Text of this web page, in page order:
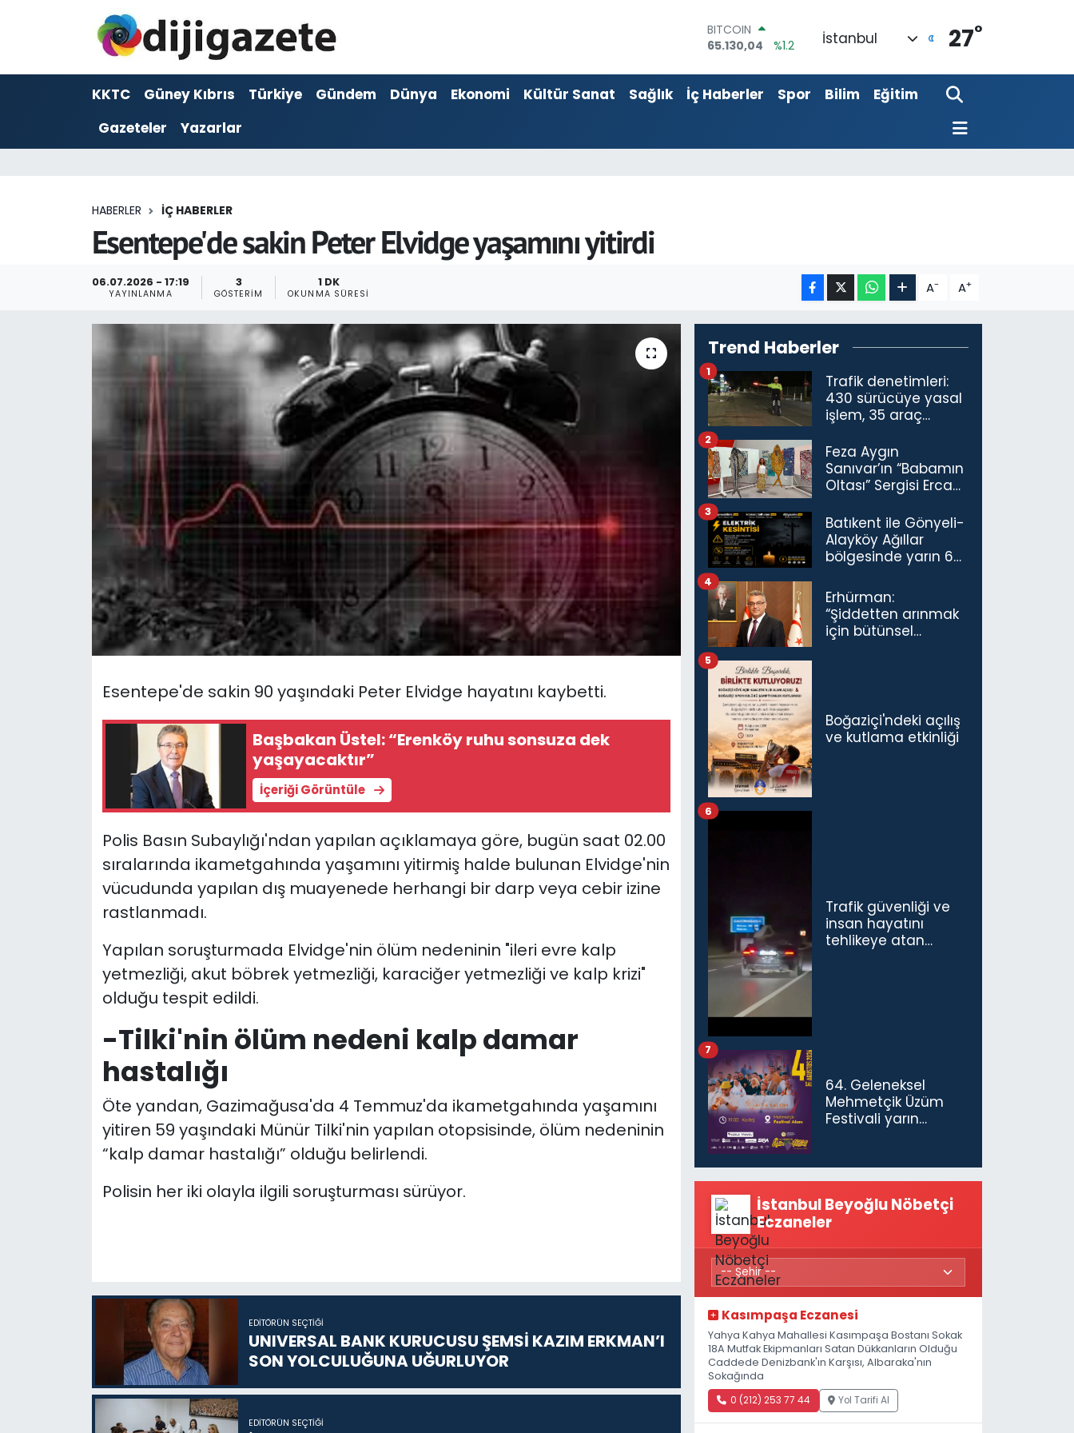
DOLAR
47,7106
%0.17
55,1652
%0.27
STERLİN
İstanbul 27°
KKTC Güney Kıbrıs Türkiye Gündem Dünya Ekonomi Kültür Sanat Sağlık İç Haberler Spor Bilim
Eğitim
Gazeteler
Yazarlar
HABERLER İÇ HABERLER
Esentepe'de sakin Peter Elvidge yaşamını yitirdi
06.07.2026 - 17:19
YAYINLANMA
3
GÖSTERIM
1 DK
OKUNMA SÜRESI A- A+
Esentepe'de sakin 90 yaşındaki Peter Elvidge hayatını kaybetti.
Başbakan Üstel: “Erenköy ruhu sonsuza dek
yaşayacaktır”
İçeriği Görüntüle
Polis Basın Subaylığı'ndan yapılan açıklamaya göre, bugün saat 02.00
sıralarında ikametgahında yaşamını yitirmiş halde bulunan Elvidge'nin
vücudunda yapılan dış muayenede herhangi bir darp veya cebir izine
rastlanmadı.
Yapılan soruşturmada Elvidge'nin ölüm nedeninin "ileri evre kalp
yetmezliği, akut böbrek yetmezliği, karaciğer yetmezliği ve kalp krizi"
olduğu tespit edildi.
-Tilki'nin ölüm nedeni kalp damar
hastalığı
Öte yandan, Gazimağusa'da 4 Temmuz'da ikametgahında yaşamını
yitiren 59 yaşındaki Münür Tilki'nin yapılan otopsisinde, ölüm nedeninin
“kalp damar hastalığı” olduğu belirlendi.
Polisin her iki olayla ilgili soruşturması sürüyor.
EDITÖRÜN SEÇTIĞI
UNIVERSAL BANK KURUCUSU ŞEMSİ KAZIM ERKMAN’I
SON YOLCULUĞUNA UĞURLUYOR
EDITÖRÜN SEÇTIĞI
Trend Haberler
Trafik denetimleri:
430 sürücüye yasal
işlem, 35 araç
1
Feza Aygın
Sanıvar’ın “Babamın
Oltası” Sergisi Ercan
Açıldı
2
Batıkent ile Gönyeli-
Alayköy Ağıllar
bölgesinde yarın 6
kesintisi…
3
Erhürman:
“Şiddetten arınmak
için bütünsel
4
Boğaziçi'ndeki açılış
ve kutlama etkinliği
5
Trafik güvenliği ve
insan hayatını
tehlikeye atan
6
64. Geleneksel
Mehmetçik Üzüm
Festivali yarın
7
İstanbul Beyoğlu Nöbetçi
Eczaneler
Kasımpaşa Eczanesi
Yahya Kahya Mahallesi Kasımpaşa Bostanı Sokak
18A Mutfak Ekipmanları Satan Dükkanların Olduğu
Caddede Denizbank'ın Karşısı, Albaraka'nın
Sokağında
0 (212) 253 77 44 Yol Tarifi Al
ADVERTORIAL
Dijigazete
KKTC YEREL SEÇİM 2018
Kültür Sanat
Nöbetçi Eczaneler
Teknoloji
Video Galeri
Yazarlar
Hava Durumu
Trafik Durumu
Son Dakika Haberleri